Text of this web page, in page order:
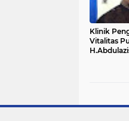
Klinik
Vitalitas